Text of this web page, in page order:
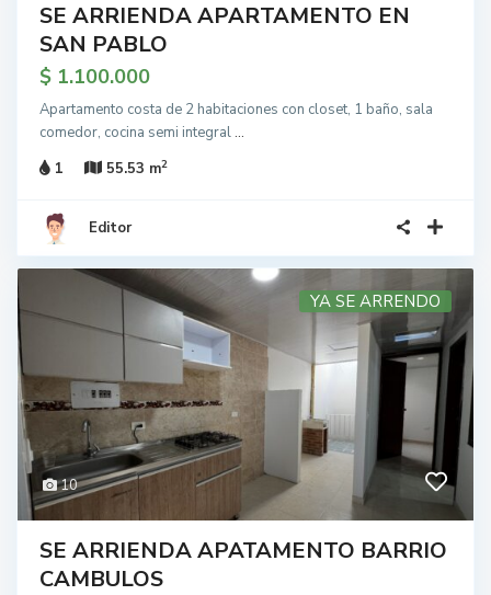
SE ARRIENDA APARTAMENTO EN
SAN PABLO
$ 1.100.000
Apartamento costa de 2 habitaciones con closet, 1 baño, sala
comedor, cocina semi integral...
1
55.53 m2
Editor
10
YA SE ARRENDO
SE ARRIENDA APATAMENTO BARRIO
CAMBULOS